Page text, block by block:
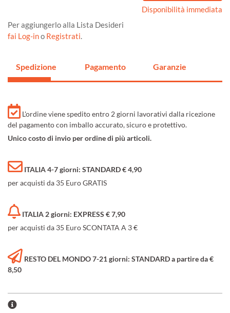
Disponibilità immediata
Per aggiungerlo alla Lista Desideri
fai Log-ino Registrati.
Spedizione Pagamento Garanzie
L'ordine viene spedito entro 2 giorni lavorativi dalla ricezione
del pagamento con imballo accurato, sicuro e protettivo.
Unico costo di invio per ordine di più articoli.
ITALIA 4-7 giorni: STANDARD € 4,90
per acquisti da 35 Euro GRATIS
ITALIA 2 giorni: EXPRESS € 7,90
per acquisti da 35 Euro SCONTATA A 3 €
RESTO DEL MONDO 7-21 giorni: STANDARD a partire da €
8,50